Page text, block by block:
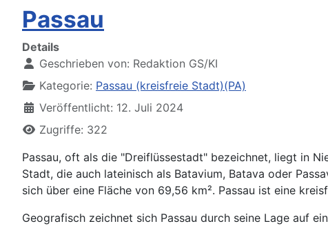
Passau
Details
Geschrieben von: Redaktion GS/KI
Kategorie: Passau (kreisfreie Stadt)(PA)
Veröffentlicht: 12. Juli 2024
Zugriffe: 322
Passau, oft als die "Dreiflüssestadt" bezeichnet, liegt in
Stadt, die auch lateinisch als Batavium, Batava oder
sich über eine Fläche von 69,56 km². Passau ist eine
Geografisch zeichnet sich Passau durch seine Lage auf